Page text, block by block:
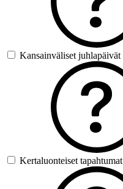
Kansainväliset juhlapäivät
Kertaluonteiset tapahtumat